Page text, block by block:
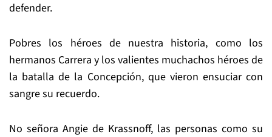
defender.
Pobres los héroes de nuestra historia, como los
hermanos Carrera y los valientes muchachos héroes de
la batalla de la Concepción, que vieron ensuciar con
sangre su recuerdo.
No señora Angie de Krassnoff, las personas como su